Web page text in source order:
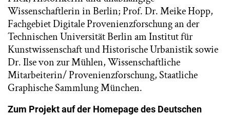
Wissenschaftlerin in Berlin; Prof. Dr. Meike Hopp,
Fachgebiet Digitale Provenienzforschung an der
Technischen Universität Berlin am Institut für
Kunstwissenschaft und Historische Urbanistik sowie
Dr. Ilse von zur Mühlen, Wissenschaftliche
Mitarbeiterin/ Provenienzforschung, Staatliche
Graphische Sammlung München.
Zum Projekt auf der Homepage des Deutschen